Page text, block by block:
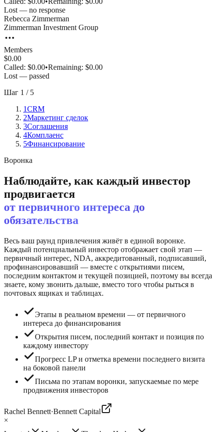
Lost — no response
Rebecca Zimmerman
Zimmerman Investment Group
Members
$0.00
Called: $0.00•Remaining: $0.00
Lost — passed
Шаг 1 / 5
1CRM
2Маркетинг сделок
3Соглашения
4Комплаенс
5Финансирование
Воронка
Наблюдайте, как каждый инвестор
продвигается
от первичного интереса до
обязательства
Весь ваш раунд привлечения живёт в единой воронке.
Каждый потенциальный инвестор отображает свой этап —
первичный интерес, NDA, аккредитованный, подписавший,
профинансировавший — вместе с открытиями писем,
последним контактом и текущей позицией, поэтому вы всегда
знаете, кому звонить дальше, вместо того чтобы рыться в
почтовых ящиках и таблицах.
Этапы в реальном времени — от первичного
интереса до финансирования
Открытия писем, последний контакт и позиция по
каждому инвестору
Прогресс LP и отметка времени последнего визита
на боковой панели
Письма по этапам воронки, запускаемые по мере
продвижения инвесторов
Rachel Bennett·Bennett Capital
×